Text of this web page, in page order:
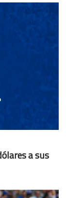
a sus